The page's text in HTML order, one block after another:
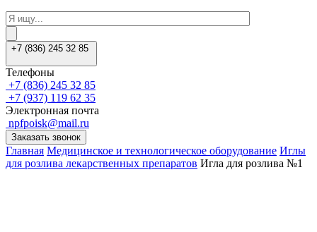
+7 (836) 245 32 85
Телефоны
+7 (836) 245 32 85
+7 (937) 119 62 35
Электронная почта
npfpoisk@mail.ru
Заказать звонок
Главная Медицинское и технологическое оборудование Иглы
для розлива лекарственных препаратов Игла для розлива №1